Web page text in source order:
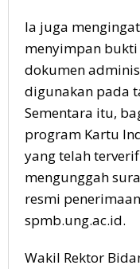
Ia juga
menyimpan bukti
dokumen
digunakan pada
Sementara itu,
program Kartu
yang telah
mengunggah
resmi
spmb.ung.ac.id.
Wakil Rektor